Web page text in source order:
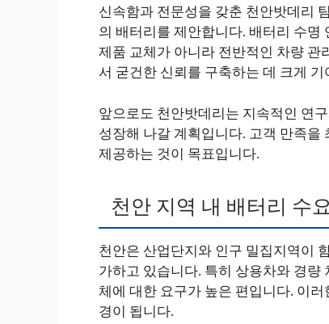
신속함과 전문성을 갖춘 천안밧데리
의 배터리를 제안합니다. 배터리 수
제품 교체가 아니라 전반적인 차량 관
서 굳건한 신뢰를 구축하는 데 크게 기
앞으로도 천안밧데리는 지속적인 연
성장해 나갈 계획입니다. 고객 만족을
제공하는 것이 목표입니다.
천안 지역 내 배터리 수
천안은 산업단지와 인구 밀집지역이
가하고 있습니다. 특히 상용차와 경량
체에 대한 요구가 높은 편입니다. 이
경이 됩니다.